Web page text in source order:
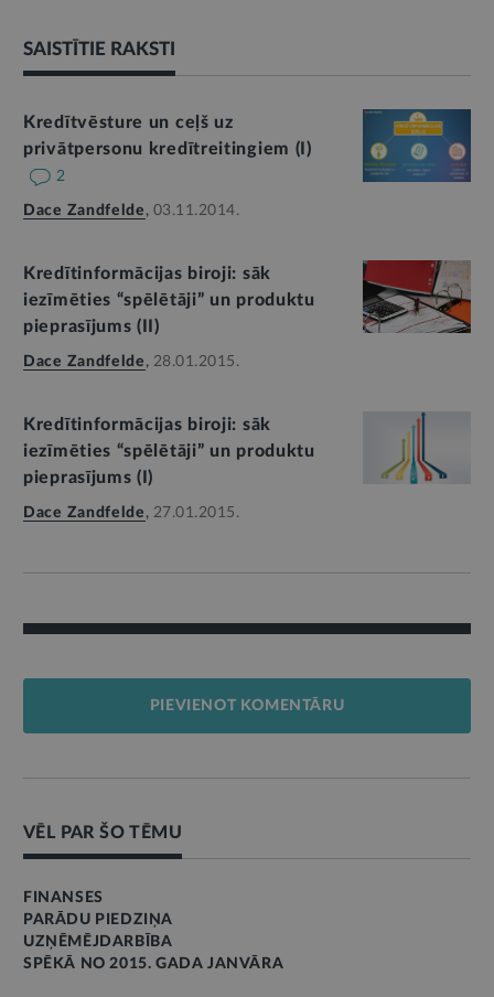
SAISTĪTIE RAKSTI
Kredītvēsture un ceļš uz
privātpersonu kredītreitingiem (I)
2
Dace Zandfelde , 03.11.2014.
Kredītinformācijas biroji: sāk
iezīmēties “spēlētāji” un produktu
pieprasījums (II)
Dace Zandfelde , 28.01.2015.
Kredītinformācijas biroji: sāk
iezīmēties “spēlētāji” un produktu
pieprasījums (I)
Dace Zandfelde , 27.01.2015.
PIEVIENOT KOMENTĀRU
VĒL PAR ŠO TĒMU
FINANSES
PARĀDU PIEDZIŅA
UZŅĒMĒJDARBĪBA
SPĒKĀ NO 2015. GADA JANVĀRA